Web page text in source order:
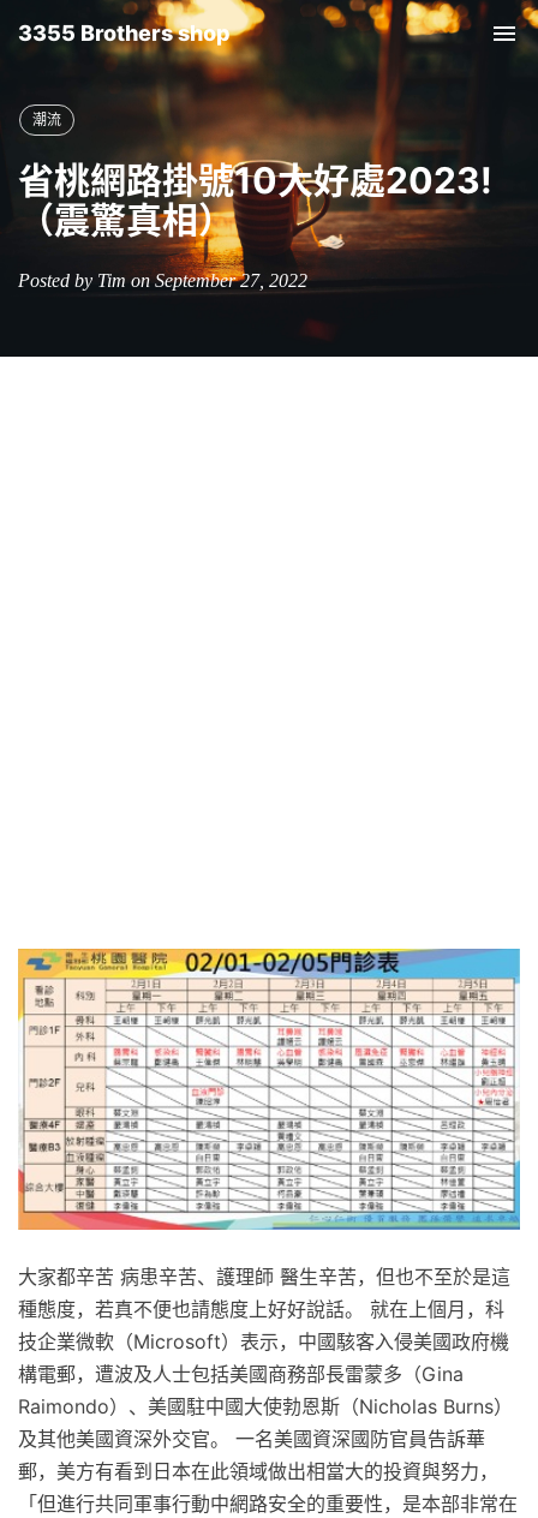
3355 Brothers shop
潮流
省桃網路掛號10大好處2023!
（震驚真相）
Posted by Tim on September 27, 2022
大家都辛苦 病患辛苦、護理師 醫生辛苦，但也不至於是這
種態度，若真不便也請態度上好好說話。 就在上個月，科
技企業微軟（Microsoft）表示，中國駭客入侵美國政府機
構電郵，遭波及人士包括美國商務部長雷蒙多（Gina
Raimondo）、美國駐中國大使勃恩斯（Nicholas Burns）
及其他美國資深外交官。 一名美國資深國防官員告訴華
郵，美方有看到日本在此領域做出相當大的投資與努力，
「但進行共同軍事行動中網路安全的重要性，是本部非常在